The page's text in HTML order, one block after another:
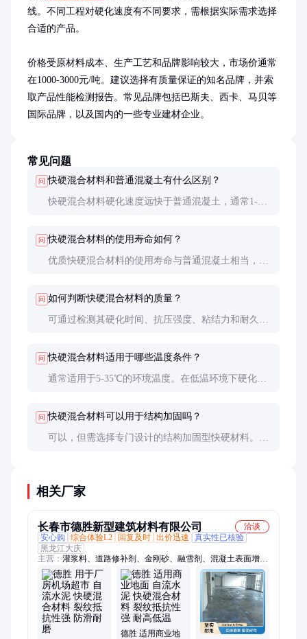
线。不同工程对硬化速度有不同要求，需根据实际需求选择
合适的产品。
价格受原材料成本、生产工艺和品牌影响较大，市场价通常
在1000-3000元/吨。建议选择有质量保证的知名品牌，并索
取产品性能检测报告。常见品牌包括巴斯夫、西卡、马贝等
国际品牌，以及国内的一些专业建材企业。
常见问题
问 快硬混合材料和普通混凝土有什么区别？
快硬混合材料硬化速度远快于普通混凝土，通常1-3
工程。
问 快硬混合材料的使用寿命如何？
优质快硬混合材料的使用寿命与普通混凝土相当，可
问 如何判断快硬混合材料的质量？
可通过检测其硬化时间、抗压强度、粘结力和耐久性
问 快硬混合材料适用于哪些温度条件？
通常适用于5-35℃的环境温度。在低温环境下硬化速
问 快硬混合材料可以用于结构加固吗？
可以，但需选择专门设计的结构加固型快硬材料。这
相关厂家
长春市德胜新型建筑材料有限公司
洽谈
安心购
综合体验L2 回复及时 出价迅速
真实性已核验
黑龙江大庆
主营： 灌浆料、道路修补剂、金刚砂、融雪剂、混凝土表面增强
剂、砂浆晶万倍王中王、预应力孔道压浆料、桥梁支座灌浆料I
型、钢筋锚固料、风电灌浆料、防水水泥
德胜 适用商业地